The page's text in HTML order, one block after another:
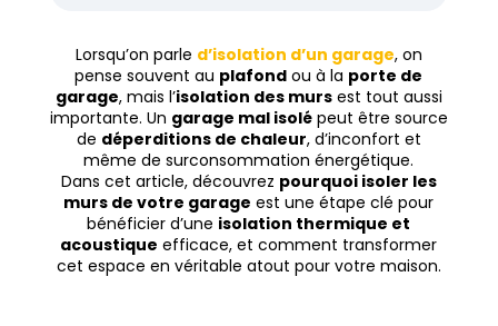
Lorsqu’on parle d’isolation d’un garage, on
pense souvent au plafond ou à la porte de
garage, mais l’isolation des mursest tout aussi
importante. Un garage mal isolépeut être source
de déperditions de chaleur, d’inconfort et
même de surconsommation énergétique.
Dans cet article, découvrez pourquoi isoler les
murs de votre garage est une étape clé pour
bénéficier d’une isolation thermique et
acoustique efficace, et comment transformer
cet espace en véritable atout pour votre maison.